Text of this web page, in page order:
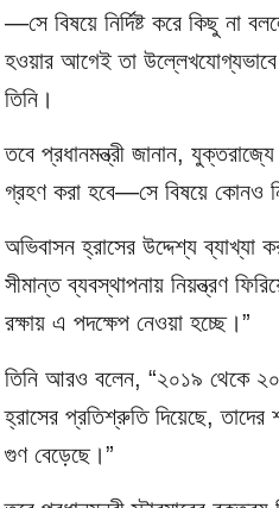
—সে বিষয়ে নির্দিষ্ট করে কিছু না
হওয়ার আগেই তা
তিনি।
তবে প্রধানমন্ত্রী জানান,
গ্রহণ করা হবে—সে বিষয়ে কোনও
অভিবাসন হ্রাসের উদ্দেশ্য ব্যাখ্যা
সীমান্ত ব্যবস্থাপনায় নিয়ন্ত্রণ
রক্ষায় এ পদক্ষেপ নেওয়া হচ্ছে।”
তিনি আরও বলেন, “২০১৯ থেকে
হ্রাসের প্রতিশ্রুতি দিয়েছে, তাদের
গুণ বেড়েছে।”